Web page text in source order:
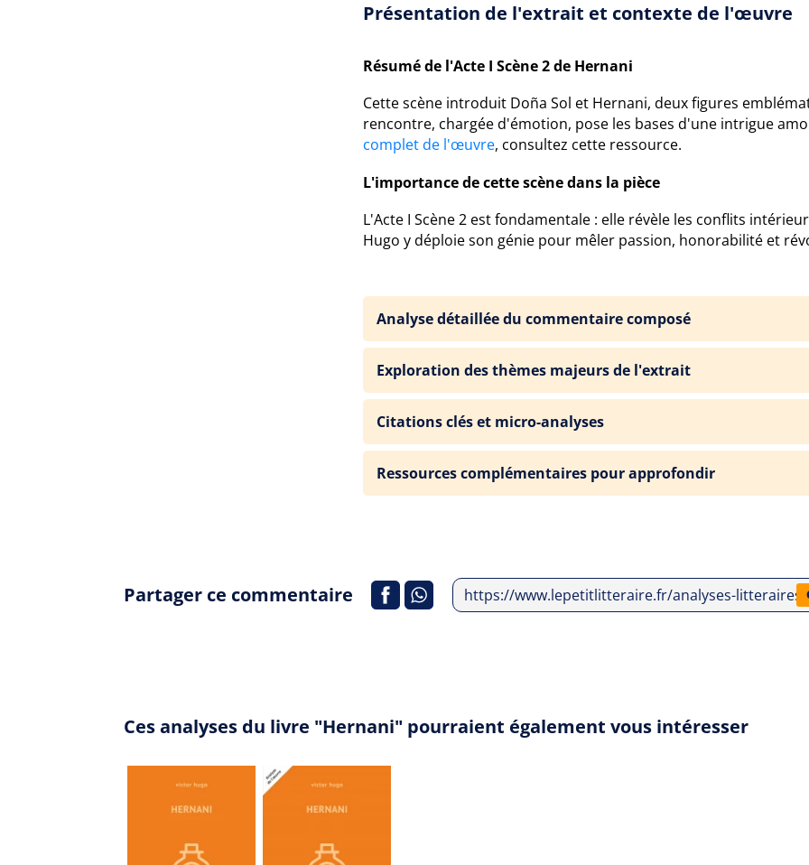
Présentation de l'extrait et contexte de l'œuvre
Résumé de l'Acte I Scène 2 de Hernani
Cette scène introduit Doña Sol et Hernani, deux figures
rencontre, chargée d'émotion, pose les bases d'une intrigue
complet de l'œuvre, consultez cette ressource.
L'importance de cette scène dans la pièce
L'Acte I Scène 2 est fondamentale : elle révèle les conflits
Hugo y déploie son génie pour mêler passion, honorabilité et
Analyse détaillée du commentaire composé
Exploration des thèmes majeurs de l'extrait
Citations clés et micro-analyses
Ressources complémentaires pour approfondir
Partager ce commentaire https://www.lepetitlitteraire.fr/analyses-
Ces analyses du livre "Hernani" pourraient également vous intéresser